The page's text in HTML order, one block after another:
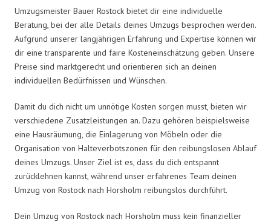
Umzugsmeister Bauer Rostock bietet dir eine individuelle
Beratung, bei der alle Details deines Umzugs besprochen werden.
Aufgrund unserer langjährigen Erfahrung und Expertise können wir
dir eine transparente und faire Kosteneinschätzung geben. Unsere
Preise sind marktgerecht und orientieren sich an deinen
individuellen Bedürfnissen und Wünschen.
Damit du dich nicht um unnötige Kosten sorgen musst, bieten wir
verschiedene Zusatzleistungen an. Dazu gehören beispielsweise
eine Hausräumung, die Einlagerung von Möbeln oder die
Organisation von Halteverbotszonen für den reibungslosen Ablauf
deines Umzugs. Unser Ziel ist es, dass du dich entspannt
zurücklehnen kannst, während unser erfahrenes Team deinen
Umzug von Rostock nach Horsholm reibungslos durchführt.
Dein Umzug von Rostock nach Horsholm muss kein finanzieller